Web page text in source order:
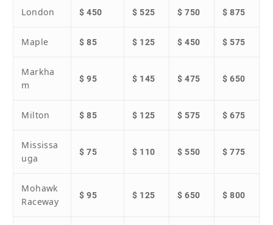
London $ 450 $ 525 $ 750 $ 875
Maple $ 85 $ 125 $ 450 $ 575
Markha
m
$ 95 $ 145 $ 475 $ 650
Milton $ 85 $ 125 $ 575 $ 675
Mississa
uga
$ 75 $ 110 $ 550 $ 775
Mohawk
Raceway
$ 95 $ 125 $ 650 $ 800